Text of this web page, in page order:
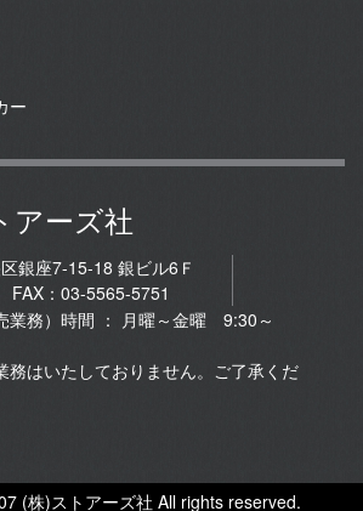
ー
アーズ社
銀座7-15-18 銀ビル6Ｆ
：03-5565-5751
業務）時間 ： 月曜～金曜 9:30～
務はいたしておりません。ご了承くだ
(株)ストアーズ社 All rights reserved.